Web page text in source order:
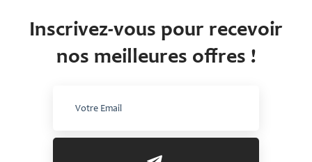
Inscrivez-vous pour recevoir
nos meilleures offres !